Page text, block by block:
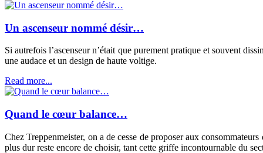
Un ascenseur nommé désir…
Si autrefois l’ascenseur n’était que purement pratique et souvent
une audace et un design de haute voltige.
Read more...
Quand le cœur balance…
Chez Treppenmeister, on a de cesse de proposer aux
plus dur reste encore de choisir, tant cette griffe incontournable du